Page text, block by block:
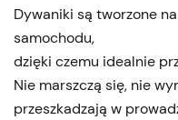
Dywaniki są tworzone
samochodu,
dzięki czemu idealnie
Nie marszczą się, nie
przeszkadzają w